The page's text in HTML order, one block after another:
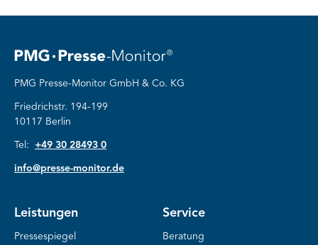
PMG Presse-Monitor GmbH & Co. KG
Friedrichstr. 194-199
10117 Berlin
Tel: +49 30 28493 0
info@presse-monitor.de
Leistungen
Pressespiegel
Service
Beratung